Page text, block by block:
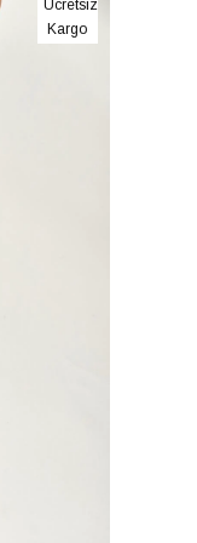
modern
ödün
topuk
Ücretsiz
Kargo